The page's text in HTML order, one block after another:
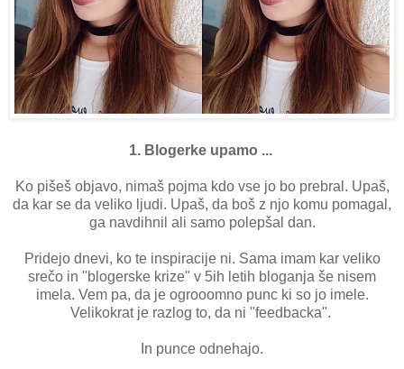
1. Blogerke upamo ...
Ko pišeš objavo, nimaš pojma kdo vse jo bo prebral. Upaš,
da kar se da veliko ljudi. Upaš, da boš z njo komu pomagal,
ga navdihnil ali samo polepšal dan.
Pridejo dnevi, ko te inspiracije ni. Sama imam kar veliko
srečo in "blogerske krize" v 5ih letih bloganja še nisem
imela. Vem pa, da je ogrooomno punc ki so jo imele.
Velikokrat je razlog to, da ni "feedbacka".
In punce odnehajo.